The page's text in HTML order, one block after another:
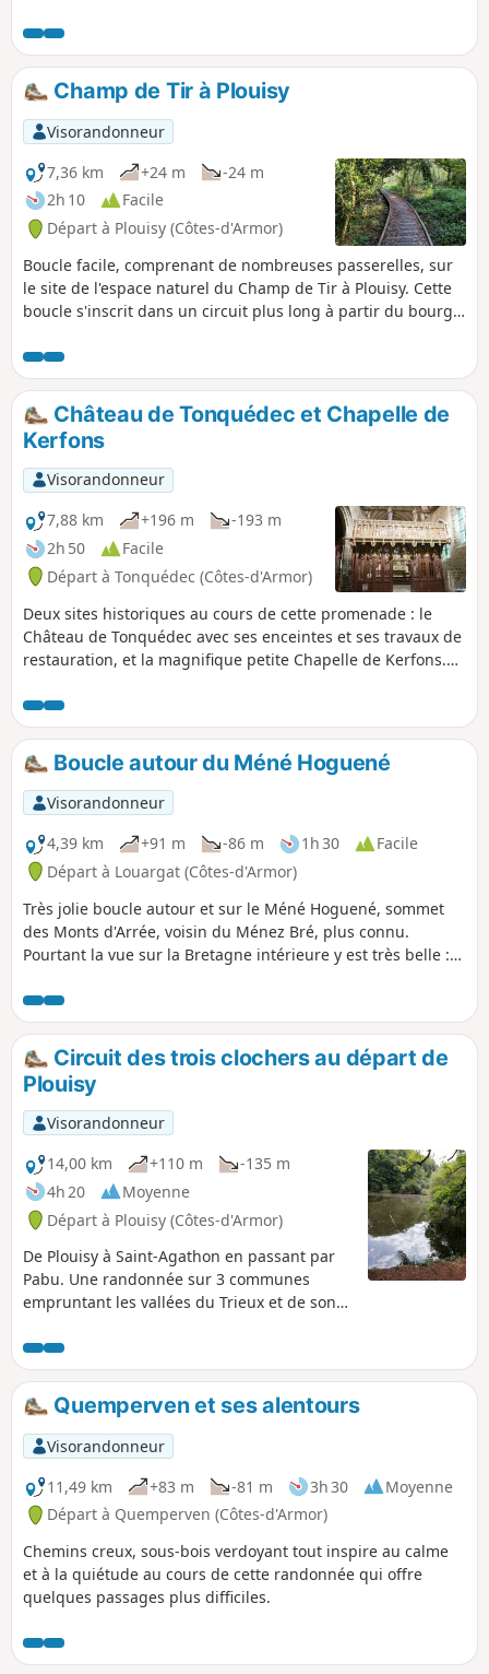
Kernabat suivant les cartes et panneaux indicateurs !) ou
les extérieurs du Cours Sainte-Anne et du château de
Kernabas ou de la Chapelle Saint-Antoine. Sur le site du
départ, vous trouverez un espace aménagé, avec tables de
pique-nique et agrès sportifs, de quoi finir une belle
journée au grand air.
Champ de Tir à Plouisy
Visorandonneur
7,36 km
+24 m
-24 m
2h 10
Facile
Départ à Plouisy (Côtes-d'Armor)
Boucle facile, comprenant de nombreuses passerelles, sur
le site de l'espace naturel du Champ de Tir à Plouisy. Cette
boucle s'inscrit dans un circuit plus long à partir du bourg
Randonnée.
Château de Tonquédec et Chapelle de
Kerfons
Visorandonneur
7,88 km
+196 m
-193 m
2h 50
Facile
Départ à Tonquédec (Côtes-d'Armor)
Deux sites historiques au cours de cette promenade : le
Château de Tonquédec avec ses enceintes et ses travaux de
restauration, et la magnifique petite Chapelle de Kerfons.
Léguer.
Boucle autour du Méné Hoguené
Visorandonneur
4,39 km
+91 m -86 m 1h 30
Facile
Départ à Louargat (Côtes-d'Armor)
Très jolie boucle autour et sur le Méné Hoguené, sommet
des Monts d'Arrée, voisin du Ménez Bré, plus connu.
Pourtant la vue sur la Bretagne intérieure y est très belle :
Circuit des trois clochers au départ de
Plouisy
Visorandonneur
14,00 km
+110 m
-135 m
4h 20
Moyenne
Départ à Plouisy (Côtes-d'Armor)
De Plouisy à Saint-Agathon en passant par
Pabu. Une randonnée sur 3 communes
empruntant les vallées du Trieux et de son
large partie en sous bois.
Quemperven et ses alentours
Visorandonneur
11,49 km
+83 m -81 m 3h 30
Moyenne
Départ à Quemperven (Côtes-d'Armor)
Chemins creux, sous-bois verdoyant tout inspire au calme
et à la quiétude au cours de cette randonnée qui offre
quelques passages plus difficiles.